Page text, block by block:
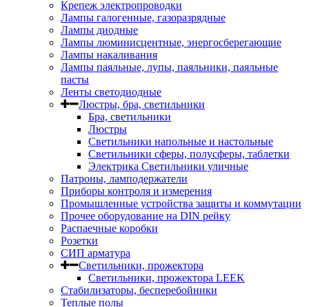
Крепеж электропроводки
Лампы галогенные, газоразрядные
Лампы диодные
Лампы люминисцентные, энергосберегающие
Лампы накаливания
Лампы паяльные, лупы, паяльники, паяльные
пасты
Ленты светодиодные
Люстры, бра, светильники
Бра, светильники
Люстры
Светильники напольные и настольные
Светильники сферы, полусферы, таблетки
Электрика Светильники уличные
Патроны, ламподержатели
Приборы контроля и измерения
Промышленные устройства защиты и коммутации
Прочее оборудование на DIN рейку
Распаечные коробки
Розетки
СИП арматура
Светильники, прожектора
Светильники, прожектора LEEK
Стабилизаторы, бесперебойники
Теплые полы